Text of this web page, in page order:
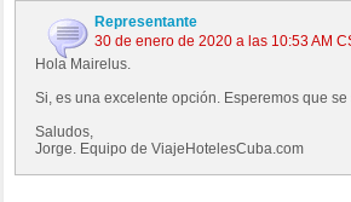
Representante
30 de enero de 2020 a las 10:53 AM
Hola Mairelus.
Si, es una excelente opción. Esperemos que se
Saludos,
Jorge. Equipo de ViajeHotelesCuba.com